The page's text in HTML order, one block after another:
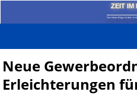
ZEIT IM
Das News-Blog mit dem
Neue
Erleichterungen